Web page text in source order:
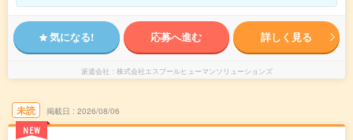
気になる! 応募へ進む 詳しく見る
派遣会社 株式会社エスプールヒューマンソリューションズ
未読
NEW
掲載日 2026/08/06